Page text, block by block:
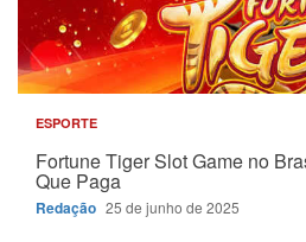
ESPORTE
Fortune Tiger Slot Game no
Que Paga
Redação 25 de junho de 2025